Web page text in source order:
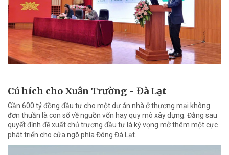
Cú hích cho Xuân Trường - Đà Lạt
Gần 600 tỷ đồng đầu tư cho một dự án nhà ở thương mại không
đơn thuần là con số về nguồn vốn hay quy mô xây dựng. Đằng sau
quyết định đề xuất chủ trương đầu tư là kỳ vọng mở thêm một cực
phát triển cho cửa ngõ phía Đông Đà Lạt.